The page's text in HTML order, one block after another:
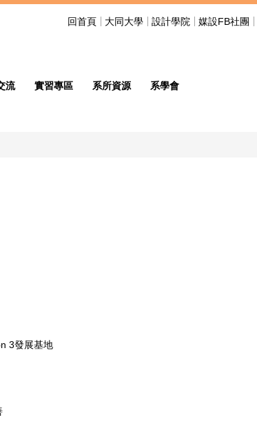
回首頁 大同大學 設計學院 媒設FB社團
流 實習專區 系所資源 系學會
3發展基地